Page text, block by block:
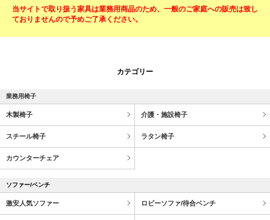
当サイトで取り扱う家具は業務用商品のため、一般のご家庭への販売は致し
ておりませんので予めご了承ください。
カテゴリー
業務用椅子
木製椅子 介護・施設椅子
スチール椅子 ラタン椅子
カウンターチェア
ソファー/ベンチ
激安人気ソファー ロビーソファ/待合ベンチ